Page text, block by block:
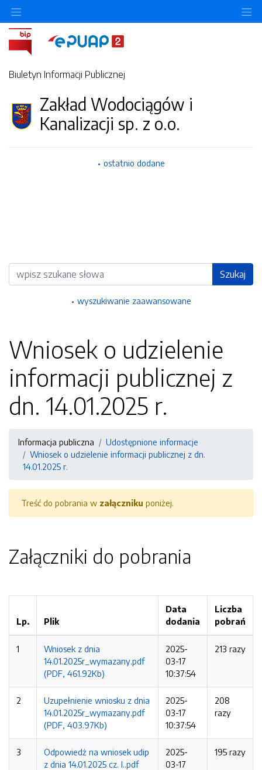
Biuletyn Informacji Publicznej
Zakład Wodociągów i
Kanalizacji sp. z o.o.
ostatnio dodane
Wyszukiwarka Szukaj
wyszukiwanie zaawansowane
Wniosek o udzielenie
informacji publicznej z
dn. 14.01.2025 r.
Informacja publiczna
Udostępnione informacje
Wniosek o udzielenie informacji publicznej z dn.
14.01.2025 r.
Treść do pobrania w załączniku poniżej.
Załączniki do pobrania
Lp. Plik
Data
dodania
Liczba
pobrań
1
Wniosek z dnia
14.01.2025r_wymazany.pdf
(PDF, 461.92Kb)
2025-
03-17
10:37:54
213 razy
2
Uzupełnienie wniosku z dnia
14.01.2025r_wymazany.pdf
(PDF, 403.97Kb)
2025-
03-17
10:37:54
208
razy
3
Odpowiedż na wniosek udip
z dnia 14.01.2025 cz. I..pdf
2025-
03-17
195 razy